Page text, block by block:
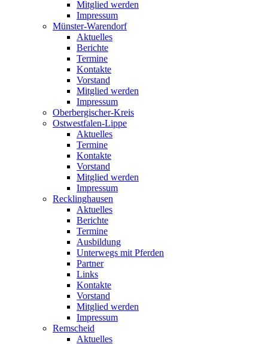
Mitglied werden
Impressum
Münster-Warendorf
Aktuelles
Berichte
Termine
Kontakte
Vorstand
Mitglied werden
Impressum
Oberbergischer-Kreis
Ostwestfalen-Lippe
Aktuelles
Termine
Kontakte
Vorstand
Mitglied werden
Impressum
Recklinghausen
Aktuelles
Berichte
Termine
Ausbildung
Unterwegs mit Pferden
Partner
Links
Kontakte
Vorstand
Mitglied werden
Impressum
Remscheid
Aktuelles